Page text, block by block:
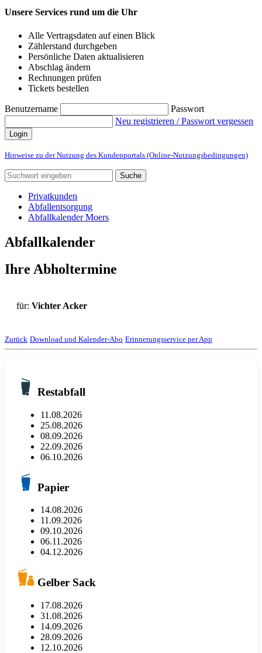
Unsere Services rund um die Uhr
Alle Vertragsdaten auf einen Blick
Zählerstand durchgeben
Persönliche Daten aktualisieren
Abschlag ändern
Rechnungen prüfen
Tickets bestellen
Benutzername
Passwort
Neu registrieren / Passwort vergessen
Login
Hinweise zu der Nutzung des Kundenportals (Online-Nutzungsbedingungen)
Suche
Privatkunden
Abfallentsorgung
Abfallkalender Moers
Abfallkalender
Ihre Abholtermine
für: Vichter Acker
Zurück Download und Kalender-Abo Erinnerungsservice per App
Restabfall
11.08.2026
25.08.2026
08.09.2026
22.09.2026
06.10.2026
Papier
14.08.2026
11.09.2026
09.10.2026
06.11.2026
04.12.2026
Gelber Sack
17.08.2026
31.08.2026
14.09.2026
28.09.2026
12.10.2026